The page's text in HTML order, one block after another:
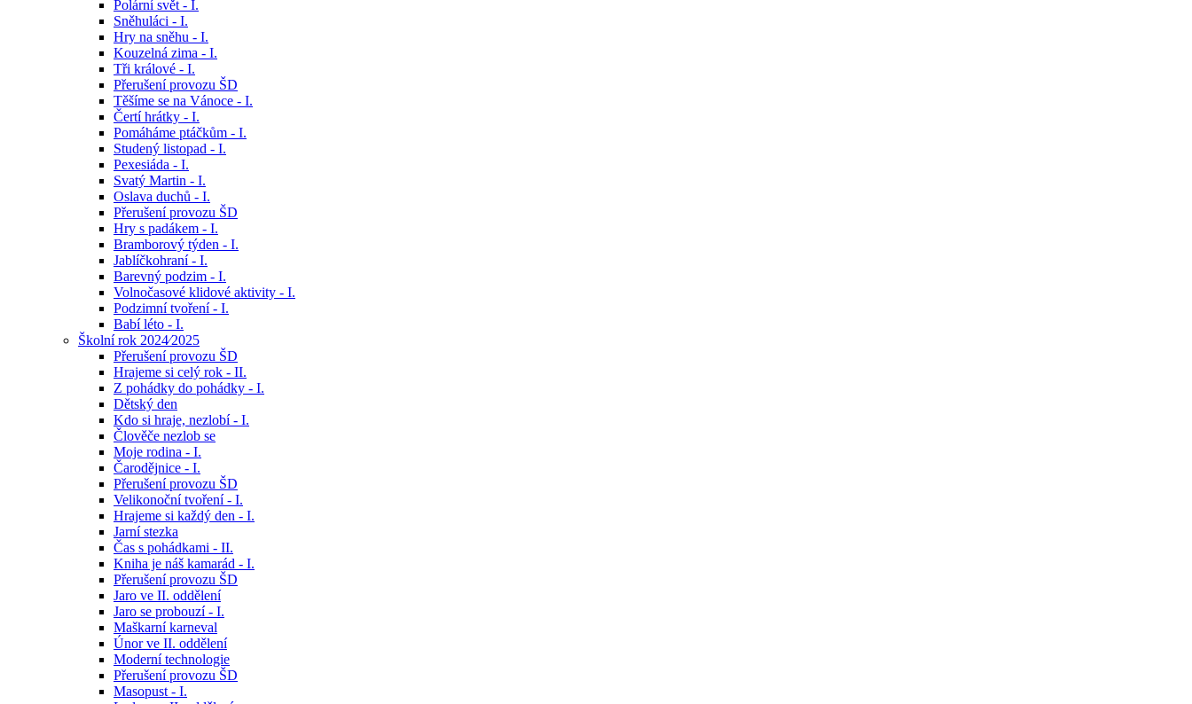
Polární svět - I.
Sněhuláci - I.
Hry na sněhu - I.
Kouzelná zima - I.
Tři králové - I.
Přerušení provozu ŠD
Těšíme se na Vánoce - I.
Čertí hrátky - I.
Pomáháme ptáčkům - I.
Studený listopad - I.
Pexesiáda - I.
Svatý Martin - I.
Oslava duchů - I.
Přerušení provozu ŠD
Hry s padákem - I.
Bramborový týden - I.
Jablíčkohraní - I.
Barevný podzim - I.
Volnočasové klidové aktivity - I.
Podzimní tvoření - I.
Babí léto - I.
Školní rok 2024⁄2025
Přerušení provozu ŠD
Hrajeme si celý rok - II.
Z pohádky do pohádky - I.
Dětský den
Kdo si hraje, nezlobí - I.
Člověče nezlob se
Moje rodina - I.
Čarodějnice - I.
Přerušení provozu ŠD
Velikonoční tvoření - I.
Hrajeme si každý den - I.
Jarní stezka
Čas s pohádkami - II.
Kniha je náš kamarád - I.
Přerušení provozu ŠD
Jaro ve II. oddělení
Jaro se probouzí - I.
Maškarní karneval
Únor ve II. oddělení
Moderní technologie
Přerušení provozu ŠD
Masopust - I.